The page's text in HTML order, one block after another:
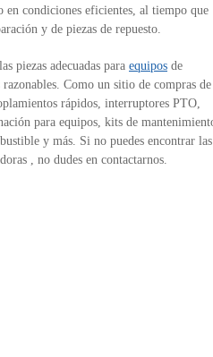
en condiciones eficientes, al tiempo que
y de piezas de repuesto.
piezas adecuadas para equipos de
Como un sitio de compras de
rápidos, interruptores PTO,
para equipos, kits de
y más. Si no puedes encontrar las
, no dudes en contactarnos.